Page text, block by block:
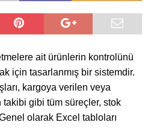
ait ürünlerin kontrolünü
için tasarlanmış bir sistemdir.
kargoya verilen veya
takibi gibi tüm süreçler, stok
olarak Excel tabloları